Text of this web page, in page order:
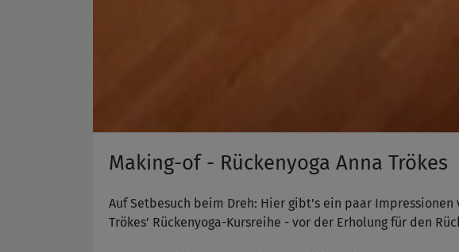
Making-of - Rückenyoga Anna Trökes
Auf Setbesuch beim Dreh: Hier gibt's ein paar Impressionen
Trökes' Rückenyoga-Kursreihe - vor der Erholung für den